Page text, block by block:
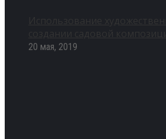
20 мая, 2019